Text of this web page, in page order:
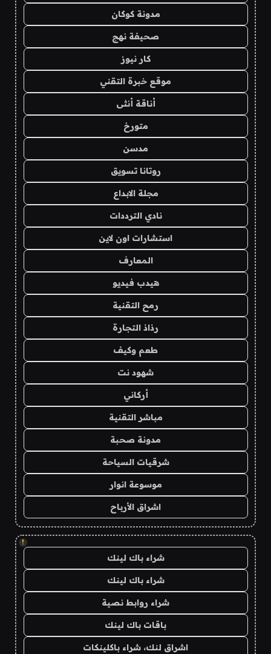
مدونة كوكان
صحيفة نهج
كار نيوز
موقع خبرة التقني
أناقة أنثى
متورخ
مدسن
روتانا تسويق
مجلة الابداع
نادي الترددات
استشارات اون لاين
المعارف
هيدب فيديو
رمح التقنية
رذاذ التجارة
طعم وكيف
شهود نت
أركاني
مباشر التقنية
مدونة صحبة
شرقيات السياحة
موسوعة انوار
اشراق الأرباح
!
شراء باك لينك
شراء باك لينك
شراء روابط نصية
باقات باك لينك
اشراق لنك، شراء باكلينكات